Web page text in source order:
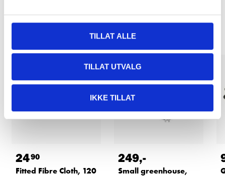
TILLAT ALLE
TILLAT UTVALG
IKKE TILLAT
Other customers also bought
2490
Fitted Fibre Cloth, 120
249,-
Small greenhouse,